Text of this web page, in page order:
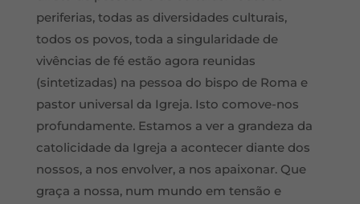
periferias, todas as diversidades culturais,
todos os povos, toda a singularidade de
vivências de fé estão agora reunidas
(sintetizadas) na pessoa do bispo de Roma e
pastor universal da Igreja. Isto comove-nos
profundamente. Estamos a ver a grandeza da
catolicidade da Igreja a acontecer diante dos
nossos, a nos envolver, a nos apaixonar. Que
graça a nossa, num mundo em tensão e